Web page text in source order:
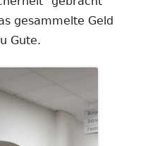
gesammelte Geld
Gute.